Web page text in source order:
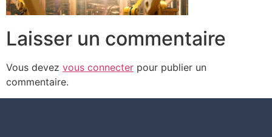
Laisser un commentaire
Vous devez vous connecter pour publier un
commentaire.